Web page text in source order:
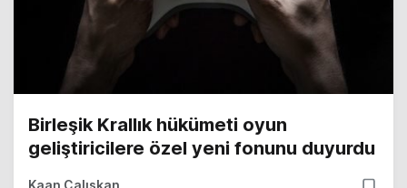
Birleşik Krallık hükümeti oyun
geliştiricilere özel yeni fonunu duyurdu
Kaan Çalışkan